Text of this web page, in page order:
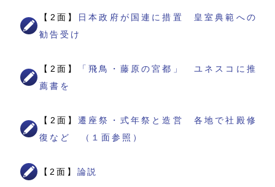
【2面】
日本政府が国連に措置 皇室典範への
勧告受け
【2面】
「飛鳥・藤原の宮都」 ユネスコに推
薦書を
【2面】遷座祭・式年祭と造営 各地で社殿修
復など （１面参照）
【2面】 論説